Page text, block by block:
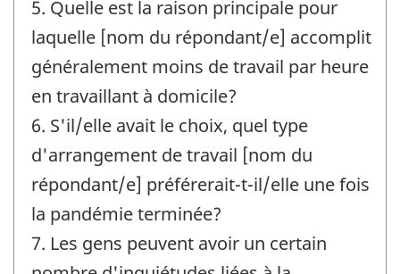
5. Quelle est la raison principale pour
laquelle [nom du répondant/e] accomplit
généralement moins de travail par heure
en travaillant à domicile?
6. S'il/elle avait le choix, quel type
d'arrangement de travail [nom du
répondant/e] préférerait-t-il/elle une fois
la pandémie terminée?
7. Les gens peuvent avoir un certain